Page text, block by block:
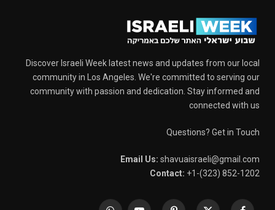
Discover Israeli Week latest news and updates from our local
community in Los Angeles. We're committed to serving our
community with passion and dedication. Stay informed and
connected with us
Questions? Get in Touch
Email Us: shavuaisraeli@gmail.com
Contact: +1-(323) 852-1202